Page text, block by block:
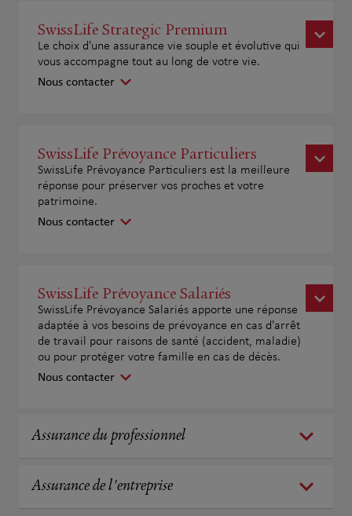
SwissLife Strategic Premium
Le choix d'une assurance vie souple et évolutive qui
vous accompagne tout au long de votre vie.
Nous contacter
SwissLife Prévoyance Particuliers
SwissLife Prévoyance Particuliers est la meilleure
réponse pour préserver vos proches et votre
patrimoine.
Nous contacter
SwissLife Prévoyance Salariés
SwissLife Prévoyance Salariés apporte une réponse
adaptée à vos besoins de prévoyance en cas d'arrêt
de travail pour raisons de santé (accident, maladie)
ou pour protéger votre famille en cas de décès.
Nous contacter
Assurance du professionnel
Assurance de l'entreprise